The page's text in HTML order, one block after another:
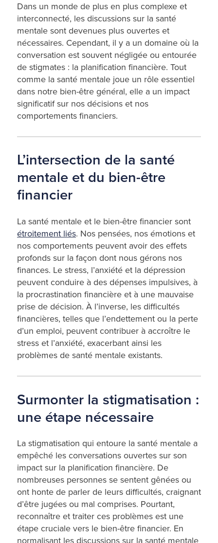
Dans un monde de plus en plus complexe et
interconnecté, les discussions sur la santé
mentale sont devenues plus ouvertes et
nécessaires. Cependant, il y a un domaine où la
conversation est souvent négligée ou entourée
de stigmates : la planification financière. Tout
comme la santé mentale joue un rôle essentiel
dans notre bien-être général, elle a un impact
significatif sur nos décisions et nos
comportements financiers.
L’intersection de la santé
mentale et du bien-être
financier
La santé mentale et le bien-être financier sont
étroitement liés. Nos pensées, nos émotions et
nos comportements peuvent avoir des effets
profonds sur la façon dont nous gérons nos
finances. Le stress, l’anxiété et la dépression
peuvent conduire à des dépenses impulsives, à
la procrastination financière et à une mauvaise
prise de décision. À l’inverse, les difficultés
financières, telles que l’endettement ou la perte
d’un emploi, peuvent contribuer à accroître le
stress et l’anxiété, exacerbant ainsi les
problèmes de santé mentale existants.
Surmonter la stigmatisation :
une étape nécessaire
La stigmatisation qui entoure la santé mentale a
empêché les conversations ouvertes sur son
impact sur la planification financière. De
nombreuses personnes se sentent gênées ou
ont honte de parler de leurs difficultés, craignant
d’être jugées ou mal comprises. Pourtant,
reconnaître et traiter ces problèmes est une
étape cruciale vers le bien-être financier. En
normalisant les discussions sur la santé mentale